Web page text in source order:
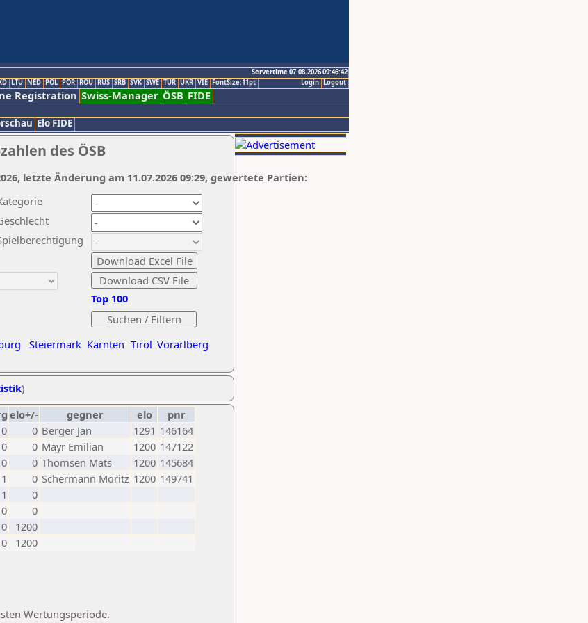
Servertime 07.08.2026 09:46:42
Logout
Login
LTU NED POL POR ROU RUS SRB SVK SWE TUR UKR VIE FontSize:11pt
Registration Swiss-Manager ÖSB FIDE
Elo FIDE
des ÖSB
Steiermark Kärnten Tirol Vorarlberg
Top 100
letzte Änderung am 11.07.2026 09:29, gewertete Partien:
)
elo+/- gegner elo
pnr
0 0 Berger Jan 1291 146164
0 0 Mayr Emilian 1200 147122
0 0 Thomsen Mats 1200 145684
1 0 Schermann Moritz 1200 149741
1
0
0
0
0
1200
0
1200
Wertungsperiode.